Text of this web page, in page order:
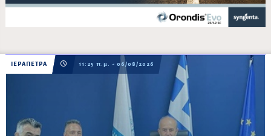
ΙΕΡΑΠΕΤΡΑ 11:25 π.μ. - 06/08/2026